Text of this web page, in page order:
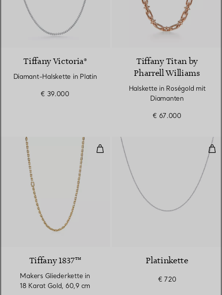
Tiffany Victoria®
Diamant-Halskette in Platin
€ 39.000
Tiffany Titan by
Pharrell Williams
Halskette in Roségold mit
Diamanten
€ 67.000
Makers Gliederkette in 18 Karat
Tiffany 1837™
Makers Gliederkette in
18 Karat Gold, 60,9 cm
Platinkette
€ 720